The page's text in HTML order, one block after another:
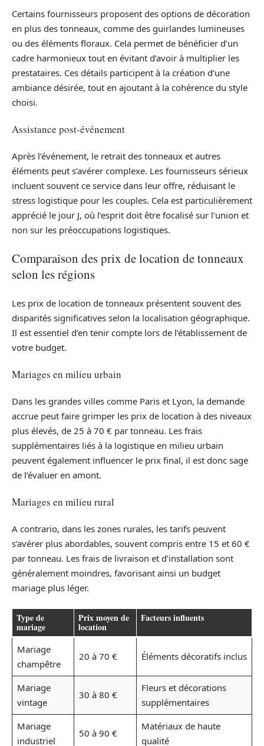
Certains fournisseurs proposent des options de décoration
en plus des tonneaux, comme des guirlandes lumineuses
ou des éléments floraux. Cela permet de bénéficier d’un
cadre harmonieux tout en évitant d’avoir à multiplier les
prestataires. Ces détails participent à la création d’une
ambiance désirée, tout en ajoutant à la cohérence du style
choisi.
Assistance post-événement
Après l’événement, le retrait des tonneaux et autres
éléments peut s’avérer complexe. Les fournisseurs sérieux
incluent souvent ce service dans leur offre, réduisant le
stress logistique pour les couples. Cela est particulièrement
apprécié le jour J, où l’esprit doit être focalisé sur l’union et
non sur les préoccupations logistiques.
Comparaison des prix de location de tonneaux
selon les régions
Les prix de location de tonneaux présentent souvent des
disparités significatives selon la localisation géographique.
Il est essentiel d’en tenir compte lors de l’établissement de
votre budget.
Mariages en milieu urbain
Dans les grandes villes comme Paris et Lyon, la demande
accrue peut faire grimper les prix de location à des niveaux
plus élevés, de 25 à 70 € par tonneau. Les frais
supplémentaires liés à la logistique en milieu urbain
peuvent également influencer le prix final, il est donc sage
de l’évaluer en amont.
Mariages en milieu rural
A contrario, dans les zones rurales, les tarifs peuvent
s’avérer plus abordables, souvent compris entre 15 et 60 €
par tonneau. Les frais de livraison et d’installation sont
généralement moindres, favorisant ainsi un budget
mariage plus léger.
Type de
mariage
Prix moyen de
location
Facteurs influents
Mariage
champêtre
20 à 70 € Éléments décoratifs inclus
Mariage
vintage
30 à 80 €
Fleurs et décorations
supplémentaires
Mariage
industriel
50 à 90 €
Matériaux de haute
qualité